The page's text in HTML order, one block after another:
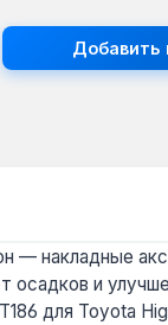
продукта:
Добавить
— накладные
осадков и
для Toyota